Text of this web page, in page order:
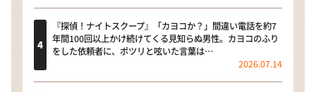
『探偵！ナイトスクープ』「カヨコか？」間違い電話を約7
年間100回以上かけ続けてくる見知らぬ男性。カヨコのふり
をした依頼者に、ポツリと呟いた言葉は…
2026.07.14